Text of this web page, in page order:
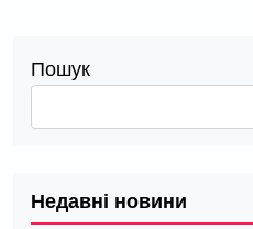
Пошук
Недавні новини